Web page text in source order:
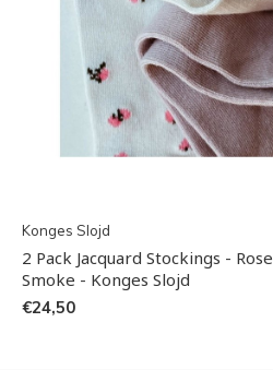
Konges Slojd
2 Pack Jacquard Stockings - Rose
Smoke - Konges Slojd
€24,50